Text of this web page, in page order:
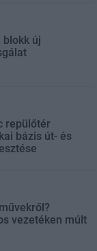
blokk új
repülőtér
bázis út- és
vezetéken múlt